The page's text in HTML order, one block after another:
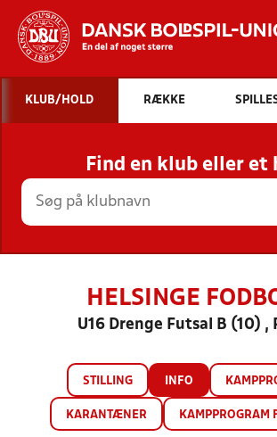
Hvad
INDHOLD
STILLINGER, RESULTATER,
HOLD
KLUB/HOLD RÆKKE
Find en klub eller et
HELSINGE
U16 Drenge Futsal B (10) ,
STILLING INFO
KARANTÆNER KAMPPROGRAM